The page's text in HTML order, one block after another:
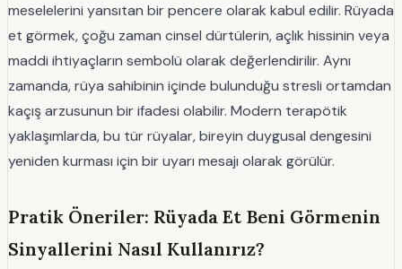
meselelerini yansıtan bir pencere olarak kabul edilir. Rüyada
et görmek, çoğu zaman cinsel dürtülerin, açlık hissinin veya
maddi ihtiyaçların sembolü olarak değerlendirilir. Aynı
zamanda, rüya sahibinin içinde bulunduğu stresli ortamdan
kaçış arzusunun bir ifadesi olabilir. Modern terapötik
yaklaşımlarda, bu tür rüyalar, bireyin duygusal dengesini
yeniden kurması için bir uyarı mesajı olarak görülür.
Pratik Öneriler: Rüyada Et Beni Görmenin
Sinyallerini Nasıl Kullanırız?